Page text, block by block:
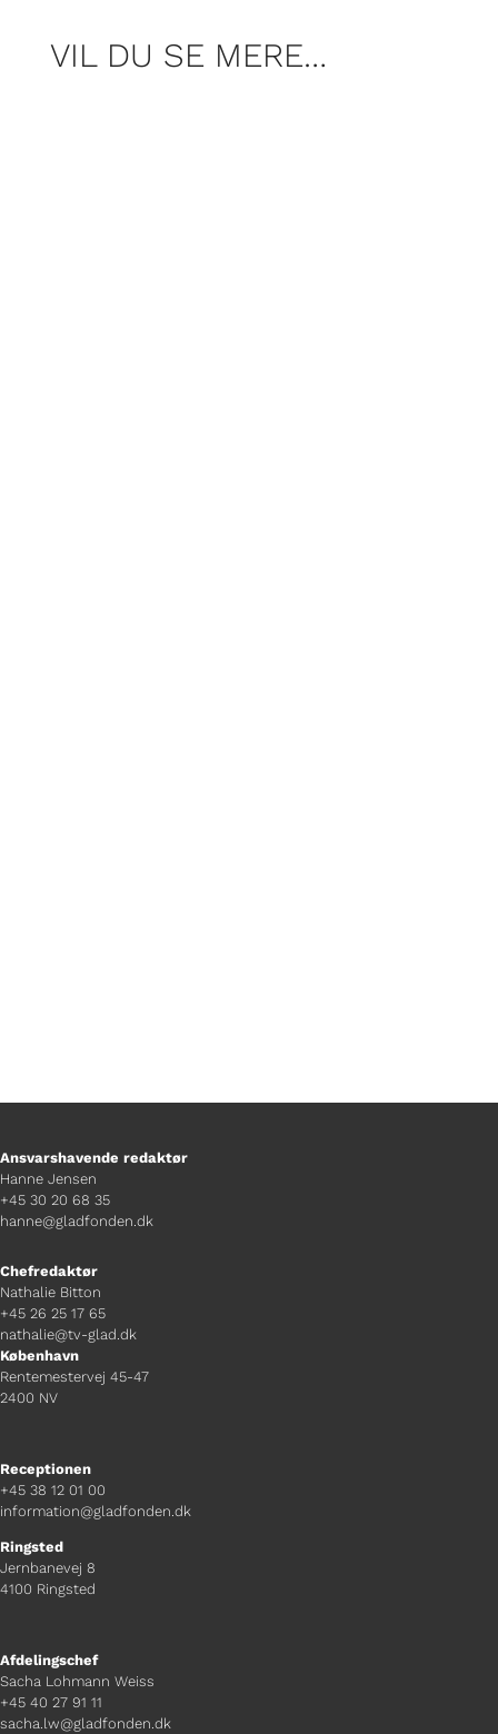
VIL DU SE MERE…
Ansvarshavende redaktør
Hanne Jensen
+45 30 20 68 35
hanne@gladfonden.dk
Chefredaktør
Nathalie Bitton
+45 26 25 17 65
nathalie@tv-glad.dk
København
Rentemestervej 45-47
2400 NV
Receptionen
+45 38 12 01 00
information@gladfonden.dk
Ringsted
Jernbanevej 8
4100 Ringsted
Afdelingschef
Sacha Lohmann Weiss
+45 40 27 91 11
sacha.lw@gladfonden.dk